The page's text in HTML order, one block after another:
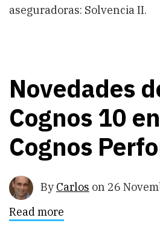
aseguradoras: Solvencia II.
Novedades
Cognos 10
Cognos
By Carlos on 26
Read more